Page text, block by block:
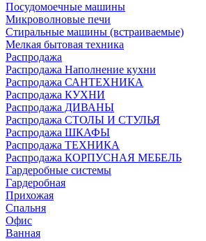
Посудомоечные машины
Микроволновые печи
Стиральные машины (встраиваемые)
Мелкая бытовая техника
Распродажа
Распродажа Наполнение кухни
Распродажа САНТЕХНИКА
Распродажа КУХНИ
Распродажа ДИВАНЫ
Распродажа СТОЛЫ И СТУЛЬЯ
Распродажа ШКАФЫ
Распродажа ТЕХНИКА
Распродажа КОРПУСНАЯ МЕБЕЛЬ
Гардеробные системы
Гардеробная
Прихожая
Спальня
Офис
Ванная